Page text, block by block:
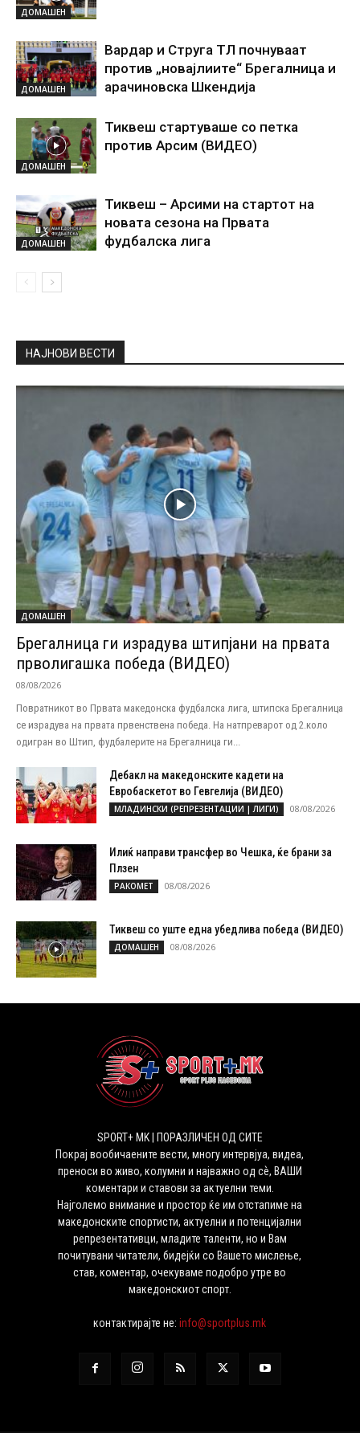
ДОМАШЕН
ДОМАШЕН
Вардар и Струга ТЛ почнуваат
против „новајлиите“ Брегалница и
арачиновска Шкендија
ДОМАШЕН
Тиквеш стартуваше со петка
против Арсим (ВИДЕО)
ДОМАШЕН
Тиквеш – Арсими на стартот на
новата сезона на Првата
фудбалска лига
НАЈНОВИ ВЕСТИ
ДОМАШЕН
Брегалница ги израдува штипјани на првата
прволигашка победа (ВИДЕО)
08/08/2026
Повратникот во Првата македонска фудбалска лига, штипска Брегалница
се израдува на првата првенствена победа. На натпреварот од 2.коло
одигран во Штип, фудбалерите на Брегалница ги...
Дебакл на македонските кадети на
Евробаскетот во Гевгелија (ВИДЕО)
МЛАДИНСКИ (РЕПРЕЗЕНТАЦИИ | ЛИГИ) 08/08/2026
Илиќ направи трансфер во Чешка, ќе брани за
Плзен
РАКОМЕТ 08/08/2026
Тиквеш со уште една убедлива победа (ВИДЕО)
ДОМАШЕН 08/08/2026
SPORT+ MK | ПОРАЗЛИЧЕН ОД СИТЕ
Покрај вообичаените вести, многу интервјуа, видеа,
преноси во живо, колумни и најважно од сѐ, ВАШИ
коментари и ставови за актуелни теми.
Најголемо внимание и простор ќе им отстапиме на
македонските спортисти, актуелни и потенцијални
репрезентативци, младите таленти, но и Вам
почитувани читатели, бидејќи со Вашето мислење,
став, коментар, очекуваме подобро утре во
македонскиот спорт.
контактирајте не:info@sportplus.mk